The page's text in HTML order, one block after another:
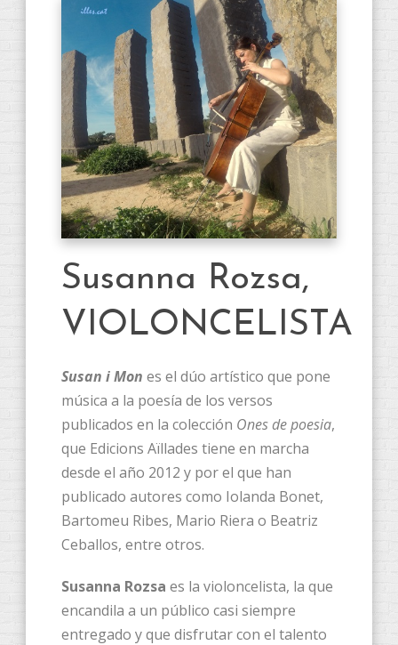
Susanna Rozsa,
VIOLONCELISTA
Susan i Mon es el dúo artístico que pone
música a la poesía de los versos
publicados en la colección Ones de poesia,
que Edicions Aïllades tiene en marcha
desde el año 2012 y por el que han
publicado autores como Iolanda Bonet,
Bartomeu Ribes, Mario Riera o Beatriz
Ceballos, entre otros.
Susanna Rozsa es la violoncelista, la que
encandila a un público casi siempre
entregado y que disfrutar con el talento